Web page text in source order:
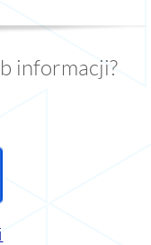
informacji?